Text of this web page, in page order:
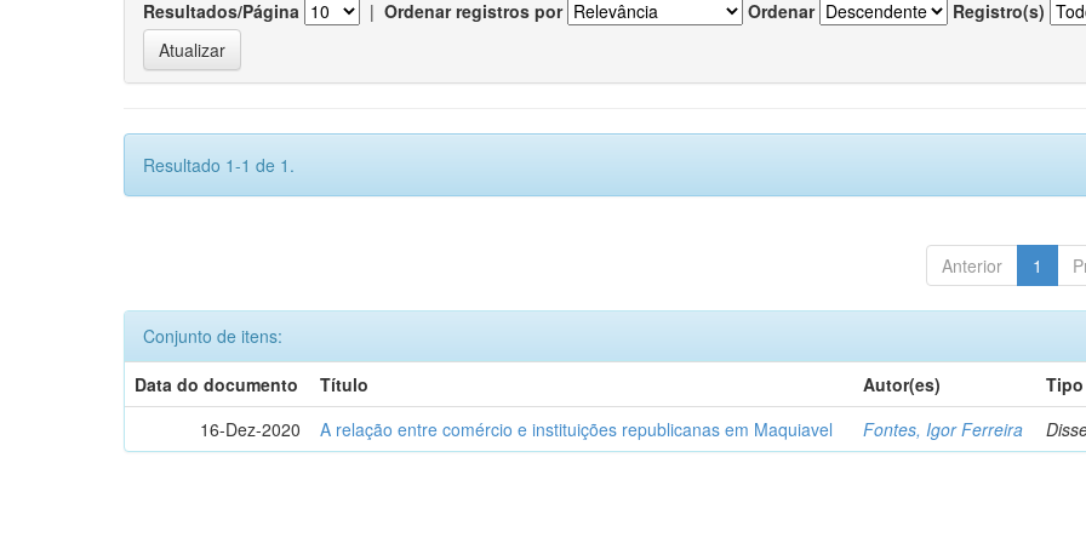
Resultados/Página | Ordenar registros por Ordenar Registro(s)
Resultado 1-1 de 1.
Anterior 1
Conjunto de itens:
Data do documento
Título Autor(es)
Tipo
16-Dez-2020
A relação entre comércio e instituições republicanas em Maquiavel Fontes, Igor Ferreira